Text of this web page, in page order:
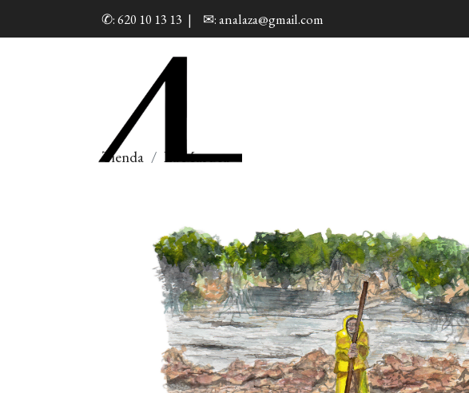
✆: 620 10 13 13 | ✉: analaza@gmail.com
Tienda La Maruca